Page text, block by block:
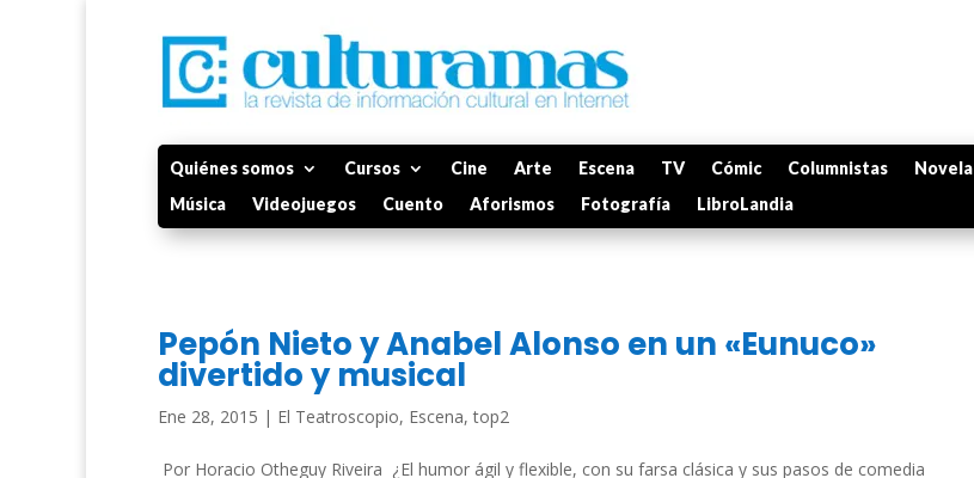
Quiénes somos Cursos Cine Arte Escena TV Cómic Columnistas Novela
Música
Videojuegos Cuento Aforismos Fotografía LibroLandia
Pepón Nieto y Anabel Alonso en un «Eunuco»
divertido y musical
Ene 28, 2015 | El Teatroscopio, Escena,top2
Por Horacio Otheguy Riveira ¿El humor ágil y flexible, con su farsa clásica y sus pasos de comedia